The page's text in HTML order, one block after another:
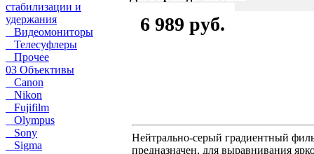
стабилизации и
удержания
Видеомониторы
Телесуфлеры
Прочее
03 Объективы
Canon
Nikon
Fujifilm
Olympus
Sony
Sigma
6 989 руб.
Нейтрально-серый градиентный
предназначен, для выравнивания